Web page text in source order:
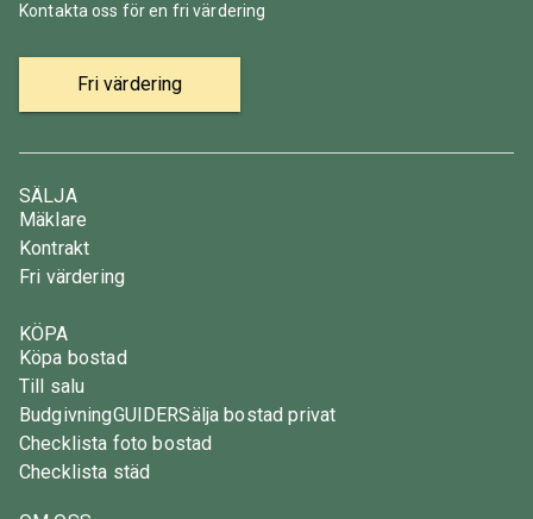
Kontakta oss för en fri värdering
Fri värdering
SÄLJA
Mäklare
Kontrakt
Fri värdering
KÖPA
Köpa bostad
Till salu
BudgivningGUIDERSälja bostad privat
Checklista foto bostad
Checklista städ